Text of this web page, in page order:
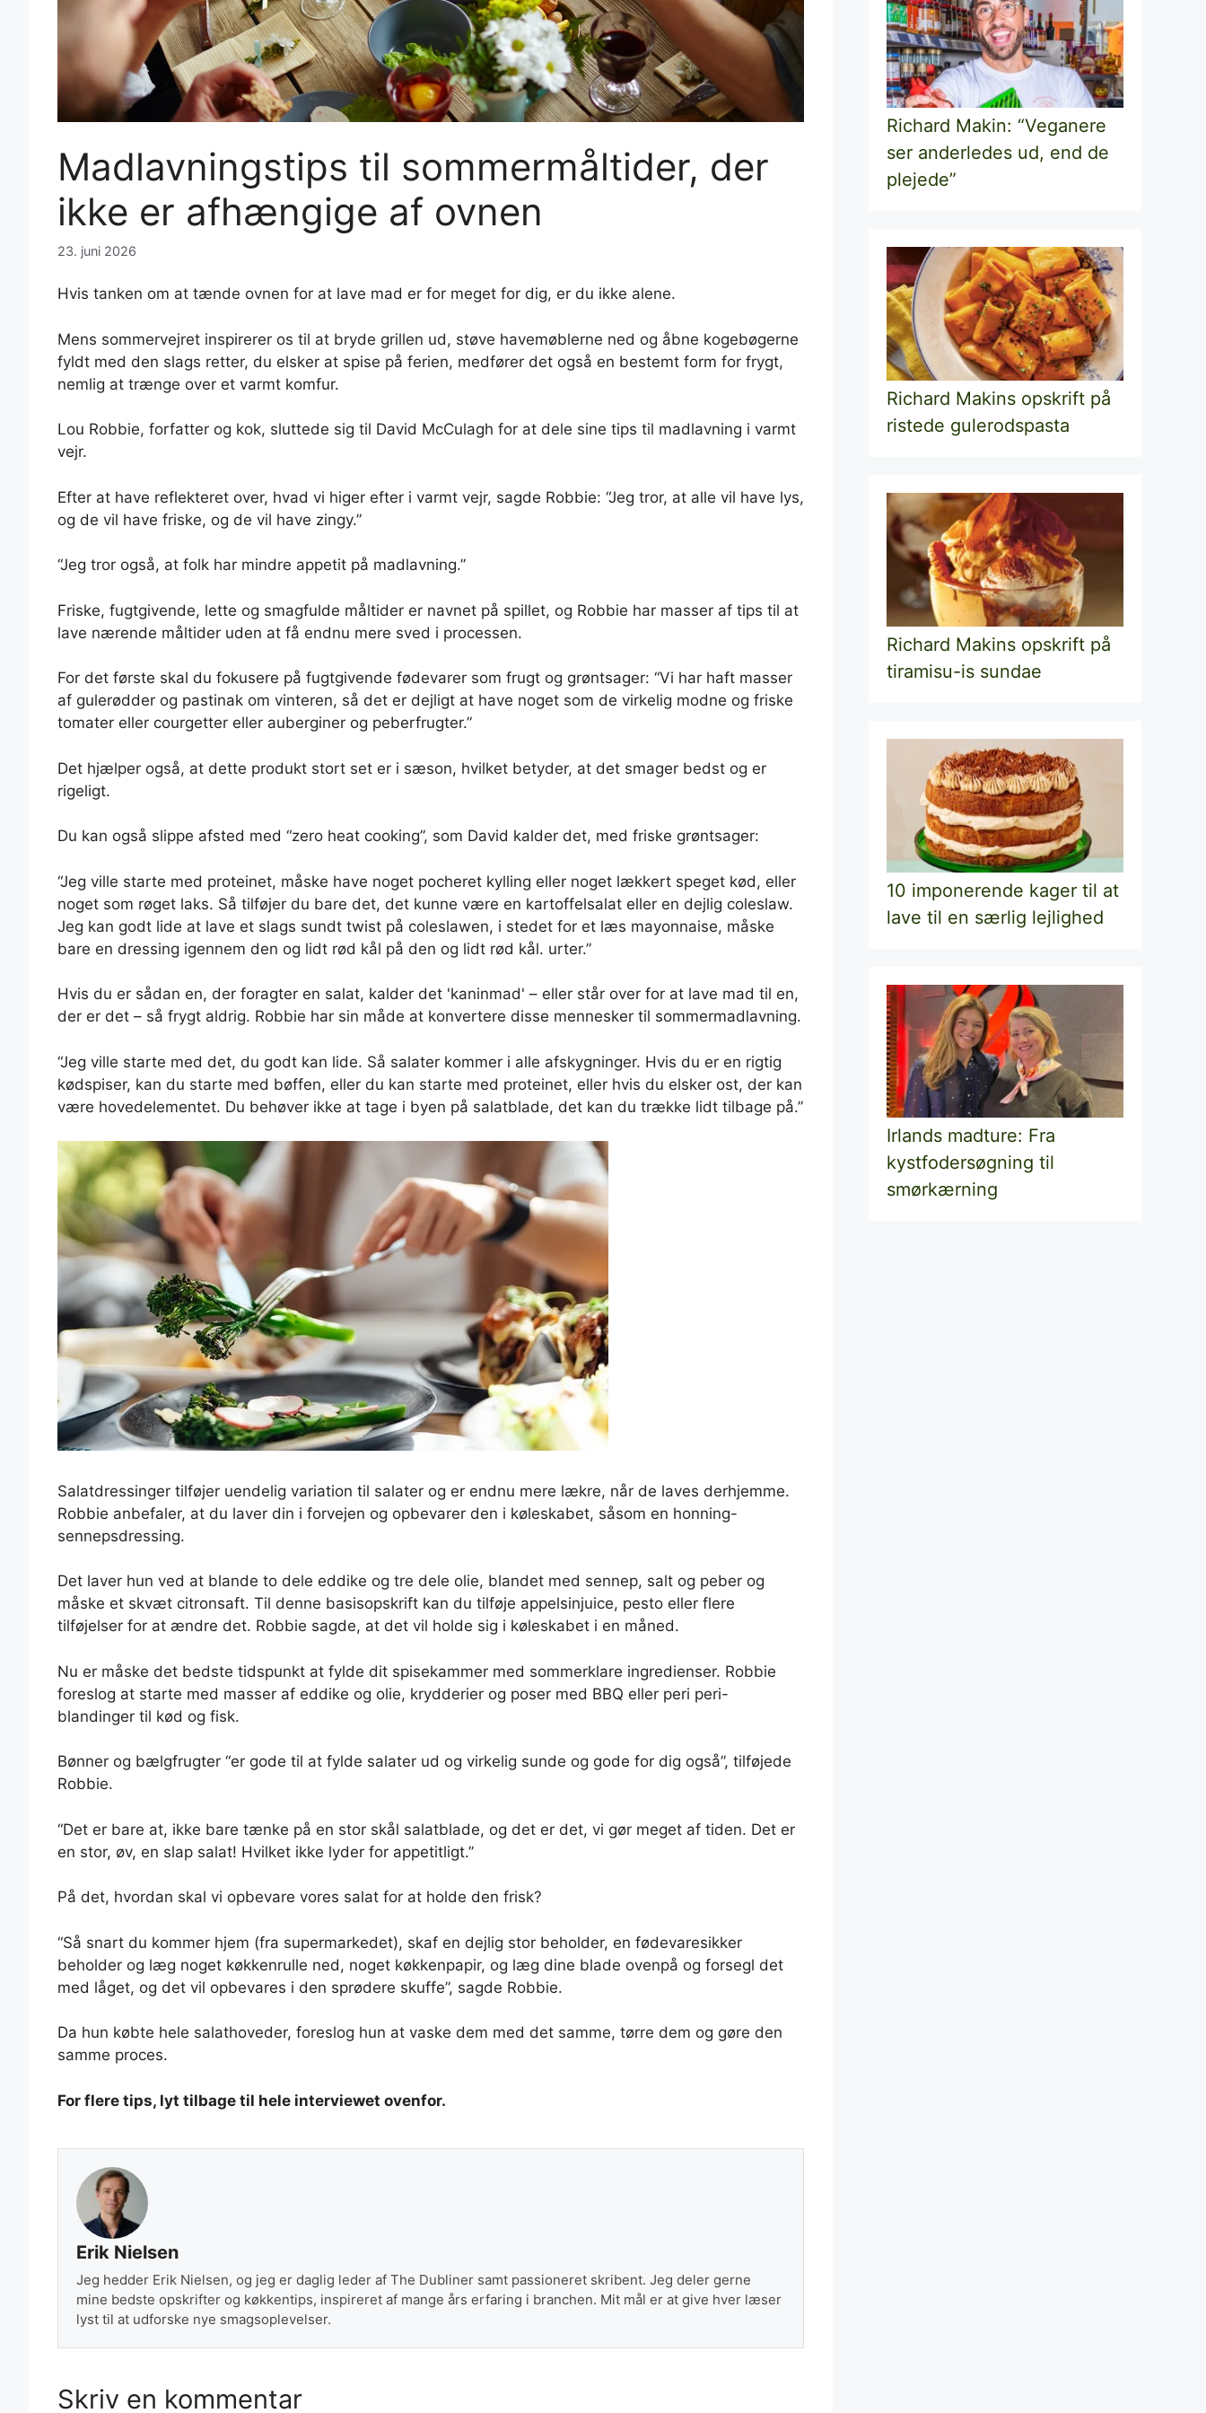
Madlavningstips til sommermåltider, der
ikke er afhængige af ovnen
23. juni 2026
Hvis tanken om at tænde ovnen for at lave mad er for meget for dig, er du ikke alene.
Mens sommervejret inspirerer os til at bryde grillen ud, støve havemøblerne ned og åbne kogebøgerne
fyldt med den slags retter, du elsker at spise på ferien, medfører det også en bestemt form for frygt,
nemlig at trænge over et varmt komfur.
Lou Robbie, forfatter og kok, sluttede sig til David McCulagh for at dele sine tips til madlavning i varmt
vejr.
Efter at have reflekteret over, hvad vi higer efter i varmt vejr, sagde Robbie: “Jeg tror, ​​at alle vil have lys,
og de vil have friske, og de vil have zingy.”
“Jeg tror også, at folk har mindre appetit på madlavning.”
Friske, fugtgivende, lette og smagfulde måltider er navnet på spillet, og Robbie har masser af tips til at
lave nærende måltider uden at få endnu mere sved i processen.
For det første skal du fokusere på fugtgivende fødevarer som frugt og grøntsager: “Vi har haft masser
af gulerødder og pastinak om vinteren, så det er dejligt at have noget som de virkelig modne og friske
tomater eller courgetter eller auberginer og peberfrugter.”
Det hjælper også, at dette produkt stort set er i sæson, hvilket betyder, at det smager bedst og er
rigeligt.
Du kan også slippe afsted med “zero heat cooking”, som David kalder det, med friske grøntsager:
“Jeg ville starte med proteinet, måske have noget pocheret kylling eller noget lækkert speget kød, eller
noget som røget laks. Så tilføjer du bare det, det kunne være en kartoffelsalat eller en dejlig coleslaw.
Jeg kan godt lide at lave et slags sundt twist på coleslawen, i stedet for et læs mayonnaise, måske
bare en dressing igennem den og lidt rød kål på den og lidt rød kål. urter.”
Hvis du er sådan en, der foragter en salat, kalder det 'kaninmad' – eller står over for at lave mad til en,
der er det – så frygt aldrig. Robbie har sin måde at konvertere disse mennesker til sommermadlavning.
“Jeg ville starte med det, du godt kan lide. Så salater kommer i alle afskygninger. Hvis du er en rigtig
kødspiser, kan du starte med bøffen, eller du kan starte med proteinet, eller hvis du elsker ost, der kan
være hovedelementet. Du behøver ikke at tage i byen på salatblade, det kan du trække lidt tilbage på.”
Salatdressinger tilføjer uendelig variation til salater og er endnu mere lækre, når de laves derhjemme.
Robbie anbefaler, at du laver din i forvejen og opbevarer den i køleskabet, såsom en honning-
sennepsdressing.
Det laver hun ved at blande to dele eddike og tre dele olie, blandet med sennep, salt og peber og
måske et skvæt citronsaft. Til denne basisopskrift kan du tilføje appelsinjuice, pesto eller flere
tilføjelser for at ændre det. Robbie sagde, at det vil holde sig i køleskabet i en måned.
Nu er måske det bedste tidspunkt at fylde dit spisekammer med sommerklare ingredienser. Robbie
foreslog at starte med masser af eddike og olie, krydderier og poser med BBQ eller peri peri-
blandinger til kød og fisk.
Bønner og bælgfrugter “er gode til at fylde salater ud og virkelig sunde og gode for dig også”, tilføjede
Robbie.
“Det er bare at, ikke bare tænke på en stor skål salatblade, og det er det, vi gør meget af tiden. Det er
en stor, øv, en slap salat! Hvilket ikke lyder for appetitligt.”
På det, hvordan skal vi opbevare vores salat for at holde den frisk?
“Så snart du kommer hjem (fra supermarkedet), skaf en dejlig stor beholder, en fødevaresikker
beholder og læg noget køkkenrulle ned, noget køkkenpapir, og læg dine blade ovenpå og forsegl det
med låget, og det vil opbevares i den sprødere skuffe”, sagde Robbie.
Da hun købte hele salathoveder, foreslog hun at vaske dem med det samme, tørre dem og gøre den
samme proces.
For flere tips, lyt tilbage til hele interviewet ovenfor.
Erik Nielsen
Jeg hedder Erik Nielsen, og jeg er daglig leder af The Dubliner samt passioneret skribent. Jeg deler gerne
mine bedste opskrifter og køkkentips, inspireret af mange års erfaring i branchen. Mit mål er at give hver læser
lyst til at udforske nye smagsoplevelser.
Skriv en kommentar
Richard Makin: “Veganere
ser anderledes ud, end de
plejede”
Richard Makins opskrift på
ristede gulerodspasta
Richard Makins opskrift på
tiramisu-is sundae
10 imponerende kager til at
lave til en særlig lejlighed
Irlands madture: Fra
kystfodersøgning til
smørkærning